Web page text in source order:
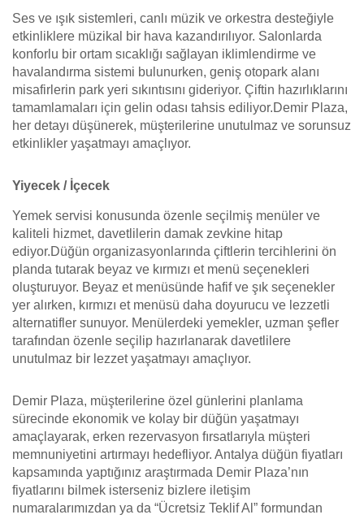
Ses ve ışık sistemleri, canlı müzik ve orkestra desteğiyle
etkinliklere müzikal bir hava kazandırılıyor. Salonlarda
konforlu bir ortam sıcaklığı sağlayan iklimlendirme ve
havalandırma sistemi bulunurken, geniş otopark alanı
misafirlerin park yeri sıkıntısını gideriyor. Çiftin hazırlıklarını
tamamlamaları için gelin odası tahsis ediliyor.Demir Plaza,
her detayı düşünerek, müşterilerine unutulmaz ve sorunsuz
etkinlikler yaşatmayı amaçlıyor.
Yiyecek / İçecek
Yemek servisi konusunda özenle seçilmiş menüler ve
kaliteli hizmet, davetlilerin damak zevkine hitap
ediyor.Düğün organizasyonlarında çiftlerin tercihlerini ön
planda tutarak beyaz ve kırmızı et menü seçenekleri
oluşturuyor. Beyaz et menüsünde hafif ve şık seçenekler
yer alırken, kırmızı et menüsü daha doyurucu ve lezzetli
alternatifler sunuyor. Menülerdeki yemekler, uzman şefler
tarafından özenle seçilip hazırlanarak davetlilere
unutulmaz bir lezzet yaşatmayı amaçlıyor.
Demir Plaza, müşterilerine özel günlerini planlama
sürecinde ekonomik ve kolay bir düğün yaşatmayı
amaçlayarak, erken rezervasyon fırsatlarıyla müşteri
memnuniyetini artırmayı hedefliyor. Antalya düğün fiyatları
kapsamında yaptığınız araştırmada Demir Plaza’nın
fiyatlarını bilmek isterseniz bizlere iletişim
numaralarımızdan ya da “Ücretsiz Teklif Al” formundan